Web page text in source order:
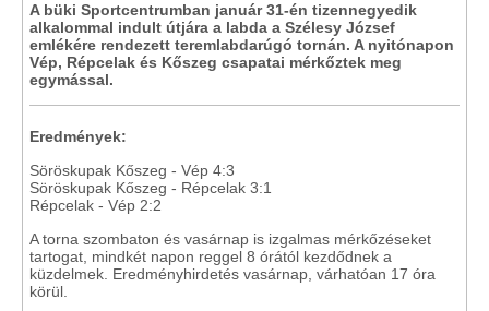
A büki Sportcentrumban január 31-én tizennegyedik
alkalommal indult útjára a labda a Szélesy József
emlékére rendezett teremlabdarúgó tornán. A nyitónapon
Vép, Répcelak és Kőszeg csapatai mérkőztek meg
egymással.
Eredmények:
Söröskupak Kőszeg - Vép 4:3
Söröskupak Kőszeg - Répcelak 3:1
Répcelak - Vép 2:2
A torna szombaton és vasárnap is izgalmas mérkőzéseket
tartogat, mindkét napon reggel 8 órától kezdődnek a
küzdelmek. Eredményhirdetés vasárnap, várhatóan 17 óra
körül.